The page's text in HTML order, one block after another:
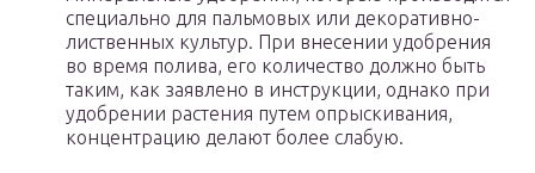
специально для пальмовых или декоративно-
лиственных культур. При внесении удобрения
во время полива, его количество должно быть
таким, как заявлено в инструкции, однако при
удобрении растения путем опрыскивания,
концентрацию делают более слабую.